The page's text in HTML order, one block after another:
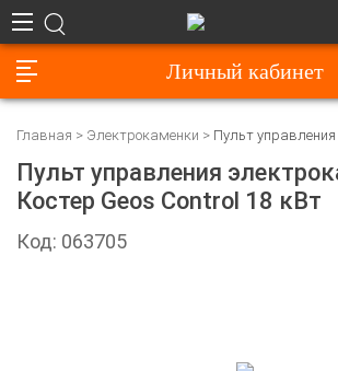
Личный кабинет
Главная Электрокаменки Пульт управления
Пульт управления
Костер Geos Control 18 кВт
Код: 063705